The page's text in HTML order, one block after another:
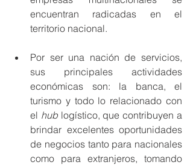
encuentran radicadas en el
territorio nacional.
Por ser una nación de servicios,
sus principales actividades
económicas son: la banca, el
turismo y todo lo relacionado con
el hub logístico, que contribuyen a
brindar excelentes oportunidades
de negocios tanto para nacionales
como para extranjeros, tomando